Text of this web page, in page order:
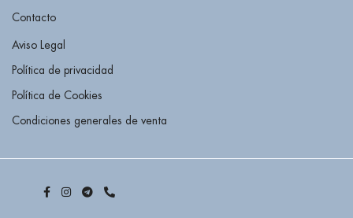
Contacto
Aviso Legal
Política de privacidad
Política de Cookies
Condiciones generales de venta